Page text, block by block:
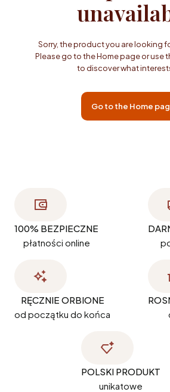
Sorry, the product you are looking
Please go to the Home page or use
to discover what
Go to the Home
100% BEZPIECZNE
płatności online
RĘCZNIE ORBIONE
od początku do końca
POLSKI PRODUKT
unikatowe